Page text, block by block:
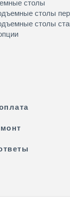
столы
столы
столы